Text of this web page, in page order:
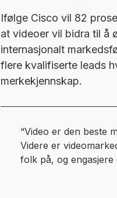
Ifølge Cisco vil 82
at videoer vil bidra til å
internasjonalt
flere kvalifiserte leads
merkekjennskap.
“Video er den beste
Videre er
folk på, og